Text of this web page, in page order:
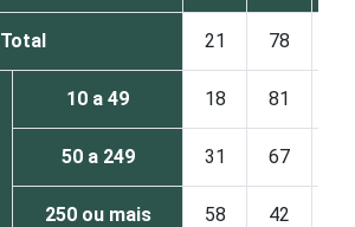
Total 21 78
10 a 49 18 81
50 a 249 31 67
250 ou mais 58 42